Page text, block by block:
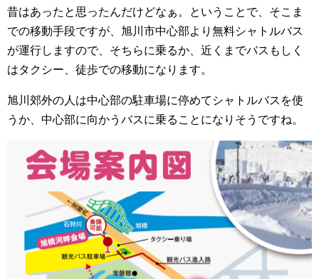
昔はあったと思ったんだけどなぁ。ということで、そこま
での移動手段ですが、旭川市中心部より無料シャトルバス
が運行しますので、そちらに乗るか、近くまでバスもしく
はタクシー、徒歩での移動になります。
旭川郊外の人は中心部の駐車場に停めてシャトルバスを使
うか、中心部に向かうバスに乗ることになりそうですね。